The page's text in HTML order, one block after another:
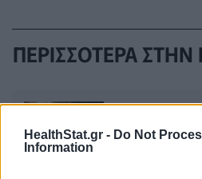
HealthStat.gr - Do Not
Information
ΠΕΡΙΣΣΟΤΕΡΑ ΣΤΗΝ
Η άσκηση
23 Ιανουαρίου